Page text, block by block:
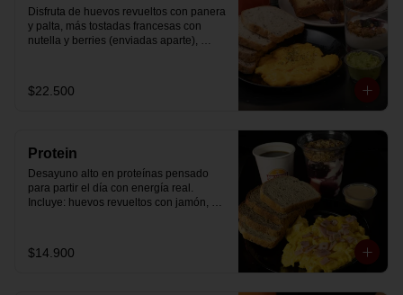
Disfruta de huevos revueltos con panera
y palta, más tostadas francesas con
nutella y berries (enviadas aparte),
mermelada de arándanos y granola
hecha en casa.
$22.500
Protein
Desayuno alto en proteínas pensado
para partir el día con energía real.
Incluye: huevos revueltos con jamón,
mermelada de arándanos y granola
receta exclusiva The Breakfast, porción
$14.900